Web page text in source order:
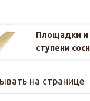
Площадки и
ступени
на странице